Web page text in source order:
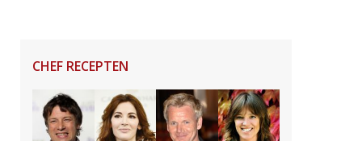
CHEF RECEPTEN